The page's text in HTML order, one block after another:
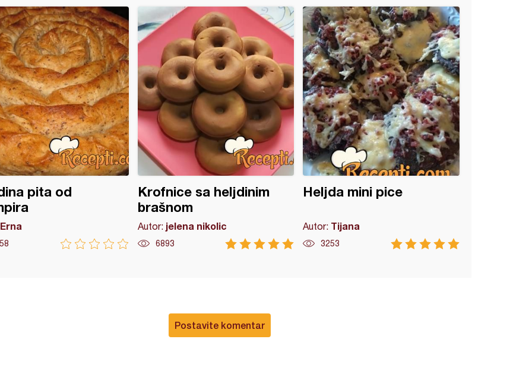
pita od
Erna
Krofnice sa heljdinim
brašnom
Autor: jelena nikolic
6893
Heljda mini pice
Autor: Tijana
3253
Postavite komentar